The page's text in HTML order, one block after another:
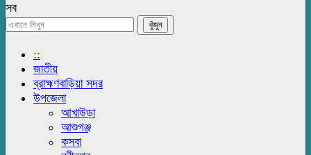
সব
::
জাতীয়
ব্রাহ্মণবাড়িয়া সদর
উপজেলা
আখাউড়া
আশুগঞ্জ
কসবা